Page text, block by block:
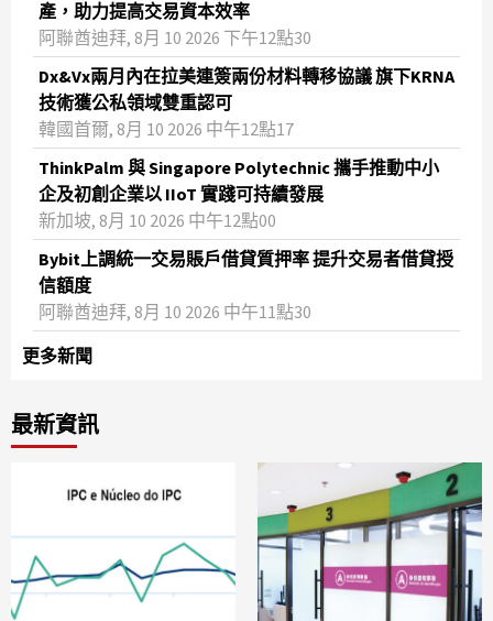
產，助力提高交易資本效率
阿聯酋迪拜, 8月 10 2026 下午12點30
Dx&Vx兩月內在拉美連簽兩份材料轉移協議 旗下KRNA
技術獲公私領域雙重認可
韓國首爾, 8月 10 2026 中午12點17
ThinkPalm 與 Singapore Polytechnic 攜手推動中小
企及初創企業以 IIoT 實踐可持續發展
新加坡, 8月 10 2026 中午12點00
Bybit上調統一交易賬戶借貸質押率 提升交易者借貸授
信額度
阿聯酋迪拜, 8月 10 2026 中午11點30
更多新聞
最新資訊